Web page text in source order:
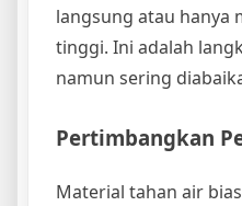
langsung atau hanya
tinggi. Ini adalah
namun sering
Pertimbangkan
Material tahan air